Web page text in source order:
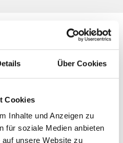
Über Cookies
Cookies
Inhalte und Anzeigen zu
für soziale Medien anbieten
unsere Website zu